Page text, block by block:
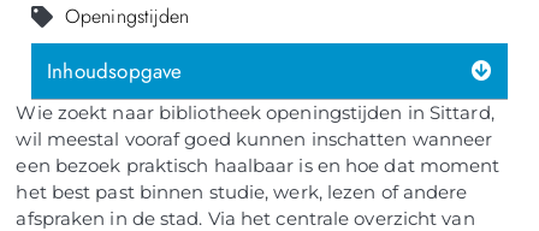
Wie zoekt naar bibliotheek openingstijden in Sittard,
wil meestal vooraf goed kunnen inschatten wanneer
een bezoek praktisch haalbaar is en hoe dat moment
het best past binnen studie, werk, lezen of andere
afspraken in de stad. Via het centrale overzicht van
Openingstijden
Inhoudsopgave